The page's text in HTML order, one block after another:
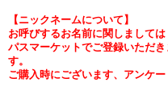
【ニックネームについて】
お呼びするお名前に関しましては
パスマーケットでご登録いただ
す。
ご購入時にございます、アンケー